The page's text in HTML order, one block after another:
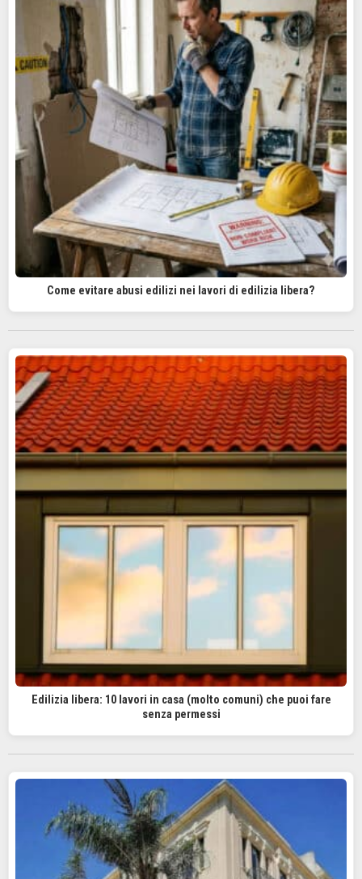
Come evitare abusi edilizi nei lavori di edilizia libera?
Edilizia libera: 10 lavori in casa (molto comuni) che puoi fare
senza permessi